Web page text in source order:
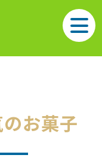
お菓子